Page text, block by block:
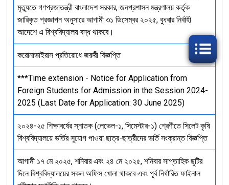
মৃত্যুতে গণপ্রজাতন্ত্রী বাংলাদেশ সরকার, জনপ্রশাসন মন্ত্রণালয় কর্তৃক
জারিকৃত প্রজ্ঞাপন অনুসারে আগামী ৩১ ডিসেম্বর ২০২৫, বুধবার নির্বাহী
আদেশে এ বিশ্ববিদ্যালয় বন্ধ থাকবে।
করোনাভাইরাস প্রতিরোধে জরুরী বিজ্ঞপ্তি
***Time extension - Notice for Application from
Foreign Students for Admission in the Session 2024-
2025 (Last Date for Application: 30 June 2025)
২০২৪-২৫ শিক্ষাবর্ষের স্নাতক (লেভেল-১, সিমেস্টার-১) শ্রেণীতে সিলেট কৃষি
বিশ্ববিদ্যালয়ে ভর্তির সুযোগ পাওয়া ছাত্র-ছাত্রীদের ভর্তি সংক্রান্ত বিজ্ঞপ্তি
আগামী ১৭ মে ২০২৫, শনিবার এবং ২৪ মে ২০২৫, শনিবার সাপ্তাহিক ছুটির
দিনে বিশ্ববিদ্যালয়ের সকল অফিস খোলা থাকবে এবং পূর্ব নির্ধারিত ফাইনাল